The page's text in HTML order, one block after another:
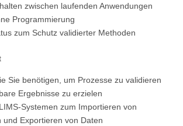
zwischen laufenden Anwendungen
Programmierung
zum Schutz validierter Methoden
Sie benötigen, um Prozesse zu validieren
Ergebnisse zu erzielen
Systemen zum Importieren von
und Exportieren von Daten